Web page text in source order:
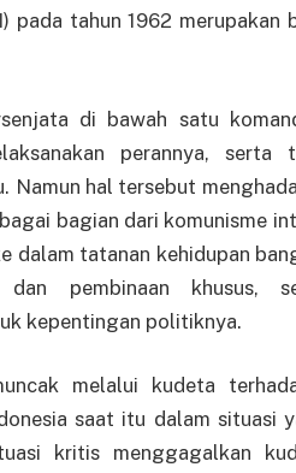
pada tahun 1962
di bawah satu
perannya, serta
hal tersebut
bagian dari komunisme
dalam tatanan kehidupan
pembinaan khusus,
kepentingan politiknya.
melalui kudeta
saat itu dalam situasi
kritis menggagalkan